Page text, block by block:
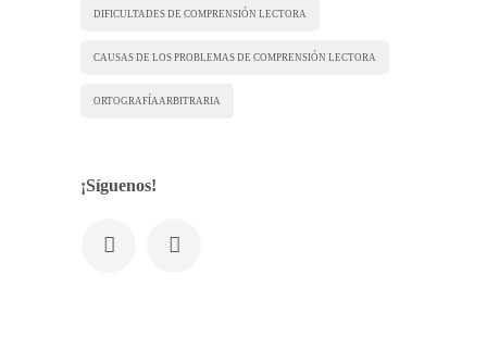
DIFICULTADES DE COMPRENSIÓN LECTORA
CAUSAS DE LOS PROBLEMAS DE COMPRENSIÓN LECTORA
ORTOGRAFÍA ARBITRARIA
¡Síguenos!